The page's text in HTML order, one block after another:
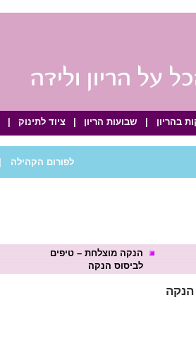
ציוד לתינוק שבועות הריון בהריון
לפורום הקהילה
הנקה מוצלחת – טיפים
לביסוס הנקה